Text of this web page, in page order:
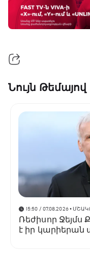
Նույն Թեմայով
15:50 / 07.08.2026•
Ռեժիսոր Ջեյմս
է իր կարիերան